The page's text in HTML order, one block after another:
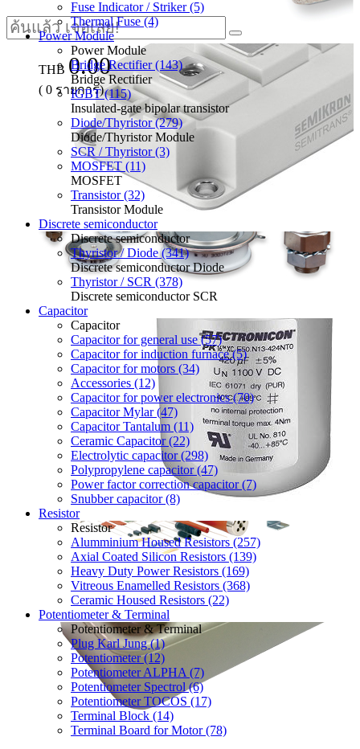
THB 0.00
( 0 รายการ)
Fuse Indicator / Striker (5)
Thermal Fuse (4)
Power Module
Power Module
Bridge Rectifier (143)
Bridge Rectifier
IGBT (115)
Insulated-gate bipolar transistor
Diode/Thyristor (279)
Diode/Thyristor Module
SCR / Thyristor (3)
MOSFET (11)
MOSFET
Transistor (32)
Transistor Module
Discrete semiconductor
Discrete semiconductor
Thyristor / Diode (341)
Discrete semiconductor Diode
Thyristor / SCR (378)
Discrete semiconductor SCR
Capacitor
Capacitor
Capacitor for general use (57)
Capacitor for induction furnace (5)
Capacitor for motors (34)
Accessories (12)
Capacitor for power electronics (70)
Capacitor Mylar (47)
Capacitor Tantalum (11)
Ceramic Capacitor (22)
Electrolytic capacitor (298)
Polypropylene capacitor (47)
Power factor correction capacitor (7)
Snubber capacitor (8)
Resistor
Resistor
Alumminium Housed Resistors (257)
Axial Coated Silicon Resistors (139)
Heavy Duty Power Resistors (169)
Vitreous Enamelled Resistors (368)
Ceramic Housed Resistors (22)
Potentiometer & Terminal
Potentiometer & Terminal
Plug Karl Jung (1)
Potentiometer (12)
Potentiometer ALPHA (7)
Potentiometer Spectrol (6)
Potentiometer TOCOS (17)
Terminal Block (14)
Terminal Board for Motor (78)